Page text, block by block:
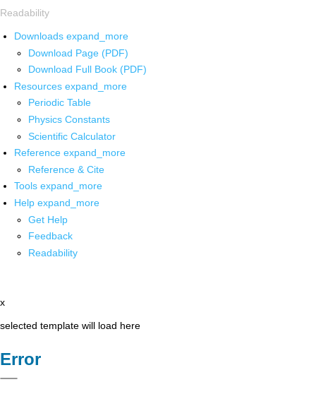
Readability
Downloads expand_more
Download Page (PDF)
Download Full Book (PDF)
Resources expand_more
Periodic Table
Physics Constants
Scientific Calculator
Reference expand_more
Reference & Cite
Tools expand_more
Help expand_more
Get Help
Feedback
Readability
x
selected template will load here
Error